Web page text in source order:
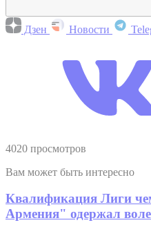
Дзен Новости
4020 просмотров
Вам может быть интересно
Квалификация Лиги
Армения" одержал